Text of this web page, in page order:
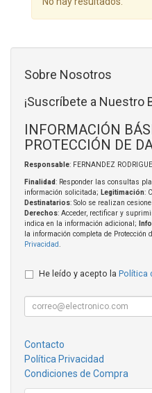
Sobre Nosotros
¡Suscríbete a Nuestro
INFORMACIÓN
PROTECCIÓN DE
Responsable: FERNANDEZ
Finalidad: Responder las consultas
información solicitada; Legitimación:
Destinatarios: Solo se realizan
Derechos: Acceder, rectificar y
indica en la información adicional;
la información completa de Protección
Privacidad
He leído y acepto la Política
Contacto
Política Privacidad
Condiciones de Compra